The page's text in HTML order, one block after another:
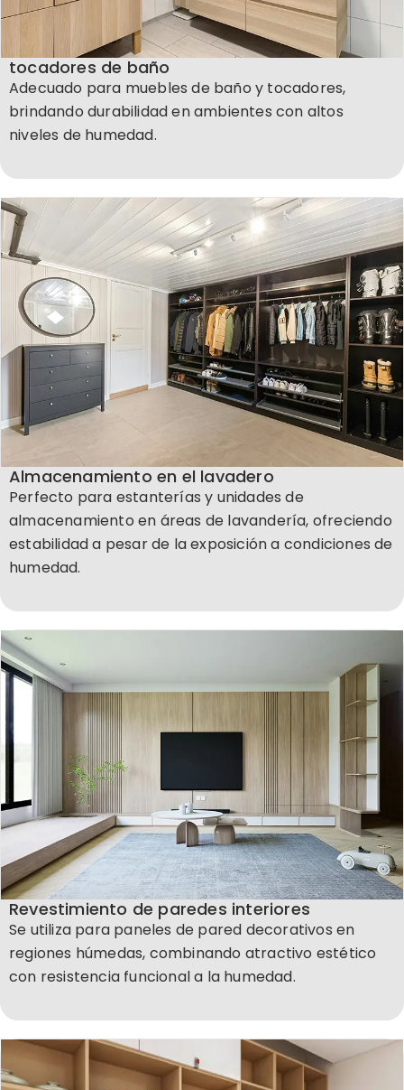
tocadores de baño
Adecuado para muebles de baño y tocadores,
brindando durabilidad en ambientes con altos
niveles de humedad.
Almacenamiento en el lavadero
Perfecto para estanterías y unidades de
almacenamiento en áreas de lavandería, ofreciendo
estabilidad a pesar de la exposición a condiciones de
humedad.
Revestimiento de paredes interiores
Se utiliza para paneles de pared decorativos en
regiones húmedas, combinando atractivo estético
con resistencia funcional a la humedad.